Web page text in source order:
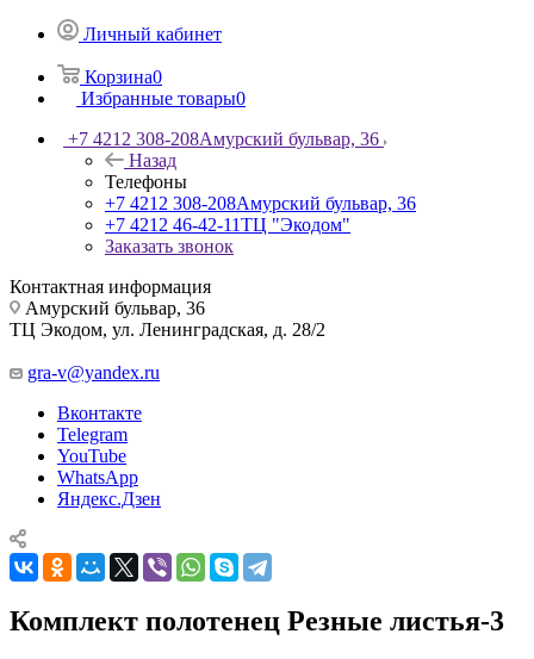
Личный кабинет
Корзина0
Избранные товары0
+7 4212 308-208Амурский бульвар, 36
Назад
Телефоны
+7 4212 308-208Амурский бульвар, 36
+7 4212 46-42-11ТЦ "Экодом"
Заказать звонок
Контактная информация
Амурский бульвар, 36
ТЦ Экодом, ул. Ленинградская, д. 28/2
gra-v@yandex.ru
Вконтакте
Telegram
YouTube
WhatsApp
Яндекс.Дзен
Комплект полотенец Резные листья-3